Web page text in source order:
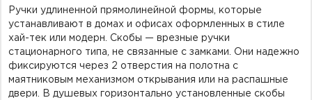
Ручки удлиненной прямолинейной формы, которые
устанавливают в домах и офисах оформленных в стиле
хай-тек или модерн. Скобы — врезные ручки
стационарного типа, не связанные с замками. Они надежно
фиксируются через 2 отверстия на полотна с
маятниковым механизмом открывания или на распашные
двери. В душевых горизонтально установленные скобы